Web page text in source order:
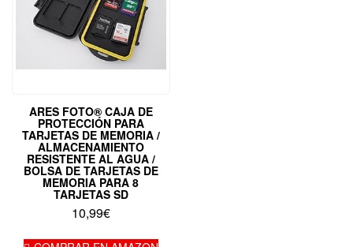
ARES FOTO® CAJA DE
PROTECCIÓN PARA
TARJETAS DE MEMORIA /
ALMACENAMIENTO
RESISTENTE AL AGUA /
BOLSA DE TARJETAS DE
MEMORIA PARA 8
TARJETAS SD
10,99€